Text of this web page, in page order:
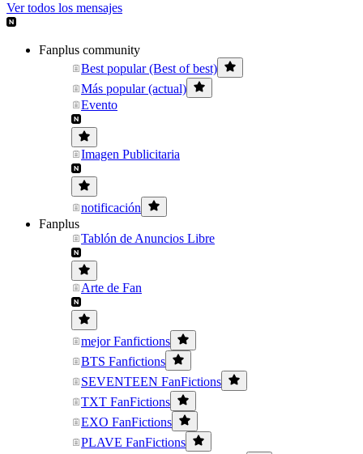
Ver todos los mensajes
Fanplus community
Best popular (Best of best)
Más popular (actual)
Evento
Imagen Publicitaria
notificación
Fanplus
Tablón de Anuncios Libre
Arte de Fan
mejor Fanfictions
BTS Fanfictions
SEVENTEEN FanFictions
TXT FanFictions
EXO FanFictions
PLAVE FanFictions